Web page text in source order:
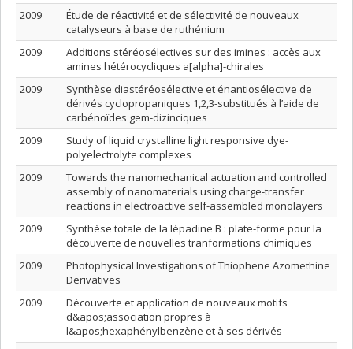
2009
Étude de réactivité et de sélectivité de nouveaux
catalyseurs à base de ruthénium
2009
Additions stéréosélectives sur des imines : accès aux
amines hétérocycliques a[alpha]-chirales
2009
Synthèse diastéréosélective et énantiosélective de
dérivés cyclopropaniques 1,2,3-substitués à l’aide de
carbénoïdes gem-dizinciques
2009
Study of liquid crystalline light responsive dye-
polyelectrolyte complexes
2009
Towards the nanomechanical actuation and controlled
assembly of nanomaterials using charge-transfer
reactions in electroactive self-assembled monolayers
2009
Synthèse totale de la lépadine B : plate-forme pour la
découverte de nouvelles tranformations chimiques
2009
Photophysical Investigations of Thiophene Azomethine
Derivatives
2009
Découverte et application de nouveaux motifs
d&apos;association propres à
l&apos;hexaphénylbenzène et à ses dérivés